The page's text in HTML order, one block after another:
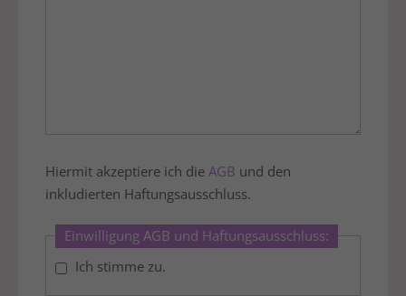
Hiermit akzeptiere ich die AGB und den
inkludierten Haftungsausschluss.
Einwilligung AGB und Haftungsausschluss:
Ich stimme zu.